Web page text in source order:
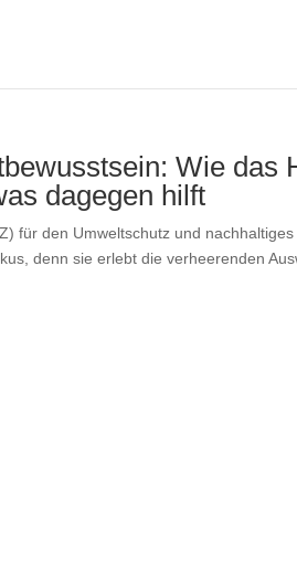
Wie das
dagegen hilft
für den Umweltschutz und
denn sie erlebt die verheerenden